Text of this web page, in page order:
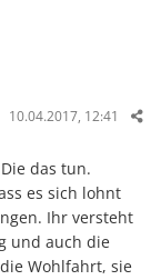
10.04.2017, 12:41
das tun.
es sich lohnt
Ihr versteht
und auch die
Wohlfahrt, sie